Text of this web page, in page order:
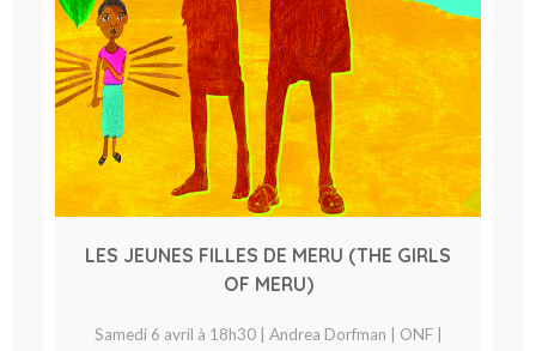
LES JEUNES FILLES DE MERU (THE GIRLS
OF MERU)
Samedi 6 avril à 18h30 | Andrea Dorfman | ONF |